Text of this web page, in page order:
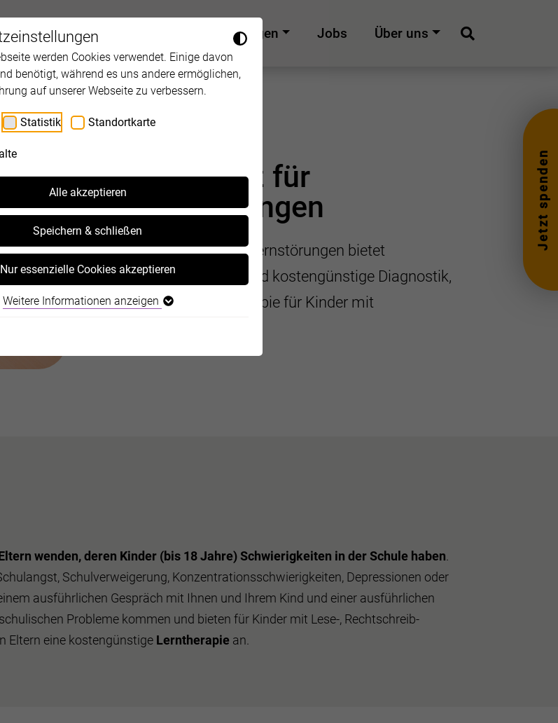
werden Cookies verwendet. Einige davon
benötigt, während es uns andere ermöglichen,
auf unserer Webseite zu verbessern.
Statistik Standortkarte
Alle akzeptieren
Speichern & schließen
Nur essenzielle Cookies akzeptieren
Weitere Informationen anzeigen
B2B Fortbildungen Jobs Über uns
Ambulanz für
Lernstörungen
Die Ambulanz für Lernstörungen bietet
niederschwellige und kostengünstige Diagnostik,
Beratung und Therapie für Kinder mit
wenden, deren Kinder (bis 18 Jahre) Schwierigkeiten in der Schule haben
Schulverweigerung, Konzentrationsschwierigkeiten, Depressionen oder
ausführlichen Gespräch mit Ihnen und Ihrem Kind und einer ausführlichen
Probleme kommen und bieten für Kinder mit Lese-, Rechtschreib-
Eltern eine kostengünstige Lerntherapie an.
Jetzt spenden